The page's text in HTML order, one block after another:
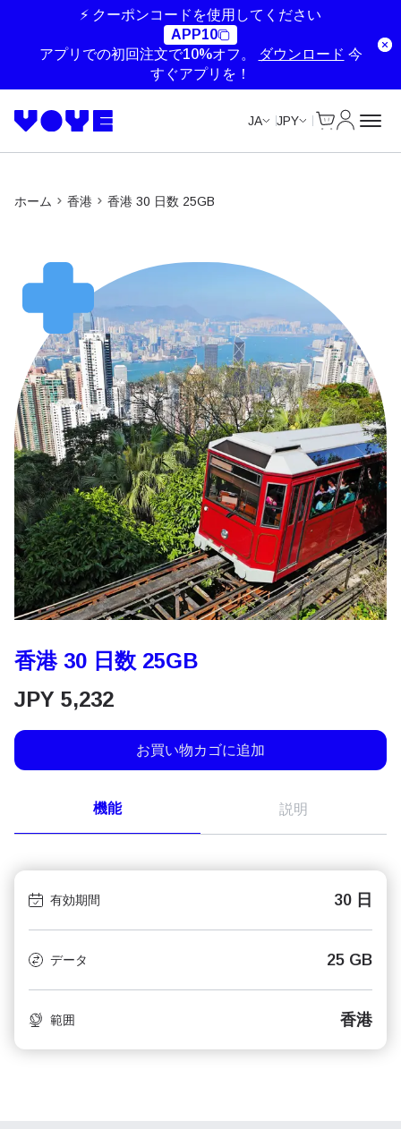
⚡ クーポンコードを使用してください
APP10
アプリでの初回注文で10%オフ。
ダウンロード 今
すぐアプリを！
JA JPY
ホーム 香港 香港 30 日数 25GB
香港 30 日数 25GB
JPY 5,232
お買い物カゴに追加
機能 説明
有効期間 30 日
データ 25 GB
範囲 香港
Unlimited Data
Unlimited Data
Unlimited Data
Unlimited Data